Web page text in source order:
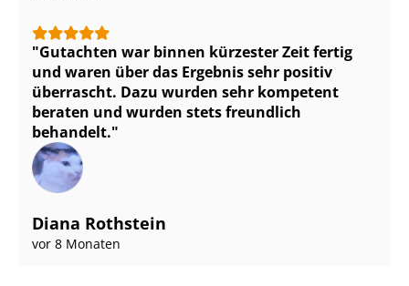
Gutachten war binnen kürzester Zeit fertig
und waren über das Ergebnis sehr positiv
überrascht. Dazu wurden sehr kompetent
beraten und wurden stets freundlich
behandelt.
Diana Rothstein
vor 8 Monaten